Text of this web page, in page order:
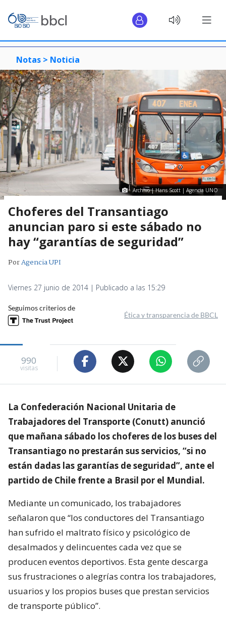
Notas > Noticia
Archivo | Hans Scott | Agencia UNO
Choferes del Transantiago
anuncian paro si este sábado no
hay “garantías de seguridad”
PorAgencia UPI
Viernes 27 junio de 2014 | Publicado a las 15:29
Seguimos criterios de
Ética y transparencia de BBCL
990
visitas
La Confederación Nacional Unitaria de
Trabajadores del Transporte (Conutt) anunció
que mañana sábado los choferes de los buses del
Transantiago no prestarán sus servicios, “si no
están dadas las garantías de seguridad”, ante el
partido de Chile frente a Brasil por el Mundial.
Mediante un comunicado, los trabajadores
señalaron que “los conductores del Transantiago
han sufrido el maltrato físico y psicológico de
desalmados y delincuentes cada vez que se
producen eventos deportivos. Esta gente descarga
sus frustraciones o alegrías contra los trabajadores,
usuarios y los propios buses que prestan servicios
de transporte público”.